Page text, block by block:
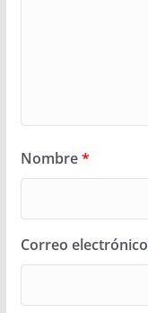
Nombre*
Correo electrónico